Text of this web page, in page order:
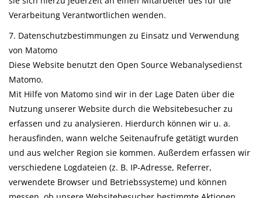
Verarbeitung Verantwortlichen wenden.
7. Datenschutzbestimmungen zu Einsatz und Verwendung
von Matomo
Diese Website benutzt den Open Source Webanalysedienst
Matomo.
Mit Hilfe von Matomo sind wir in der Lage Daten über die
Nutzung unserer Website durch die Websitebesucher zu
erfassen und zu analysieren. Hierdurch können wir u. a.
herausfinden, wann welche Seitenaufrufe getätigt wurden
und aus welcher Region sie kommen. Außerdem erfassen wir
verschiedene Logdateien (z. B. IP-Adresse, Referrer,
verwendete Browser und Betriebssysteme) und können